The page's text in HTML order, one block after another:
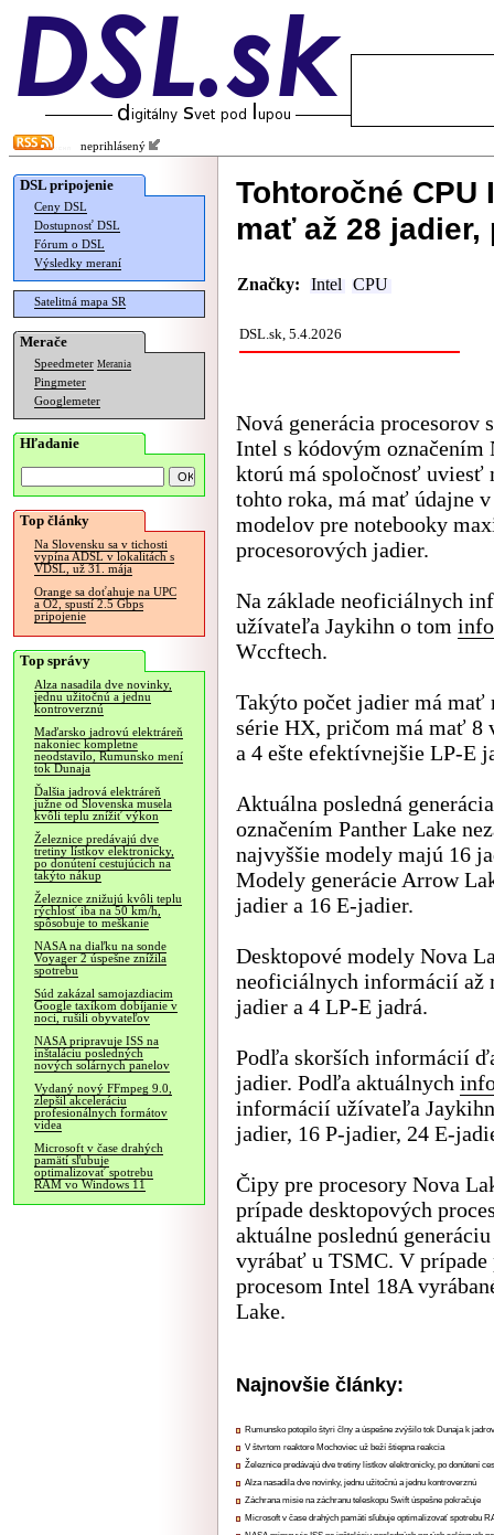
neprihlásený
DSL pripojenie
Ceny DSL
Dostupnosť DSL
Fórum o DSL
Výsledky meraní
Satelitná mapa SR
Merače
Speedmeter Merania
Pingmeter
Googlemeter
Hľadanie
Top články
Na Slovensku sa v tichosti
vypína ADSL v lokalitách s
VDSL, už 31. mája
Orange sa doťahuje na UPC
a O2, spustí 2.5 Gbps
pripojenie
Top správy
Alza nasadila dve novinky,
jednu užitočnú a jednu
kontroverznú
Maďarsko jadrovú elektráreň
nakoniec kompletne
neodstavilo, Rumunsko mení
tok Dunaja
Ďalšia jadrová elektráreň
južne od Slovenska musela
kvôli teplu znížiť výkon
Železnice predávajú dve
tretiny lístkov elektronicky,
po donútení cestujúcich na
takýto nákup
Železnice znižujú kvôli teplu
rýchlosť iba na 50 km/h,
spôsobuje to meškanie
NASA na diaľku na sonde
Voyager 2 úspešne znížila
spotrebu
Súd zakázal samojazdiacim
Google taxíkom dobíjanie v
noci, rušili obyvateľov
NASA pripravuje ISS na
inštaláciu posledných
nových solárnych panelov
Vydaný nový FFmpeg 9.0,
zlepšil akceleráciu
profesionálnych formátov
videa
Microsoft v čase drahých
pamätí sľubuje
optimalizovať spotrebu
RAM vo Windows 11
Tohtoročné
mať až 28
Značky: Intel CPU
DSL.sk, 5.4.2026
Nová generácia procesorov
Intel s kódovým označením
ktorú má spoločnosť uviesť
tohto roka, má mať údajne
modelov pre notebooky
procesorových jadier.
Na základe neoficiálnych
užívateľa Jaykihn o tom
Wccftech.
Takýto počet jadier má mať
série HX, pričom má mať 8
a 4 ešte efektívnejšie LP-E
Aktuálna posledná
označením Panther Lake
najvyššie modely majú 16
Modely generácie Arrow
jadier a 16 E-jadier.
Desktopové modely Nova
neoficiálnych informácií až
jadier a 4 LP-E jadrá.
Podľa skorších informácií
jadier. Podľa aktuálnych
informácií užívateľa
jadier, 16 P-jadier, 24 E-
Čipy pre procesory Nova
prípade desktopových
aktuálne poslednú
vyrábať u TSMC. V prípade
procesom Intel 18A
Lake.
Najnovšie články:
Rumunsko potopilo štyri člny a úspešne zvýšilo tok Dunaja k
V štvrtom reaktore Mochoviec už beží štiepna reakcia
Železnice predávajú dve tretiny lístkov elektronicky, po donútení
Alza nasadila dve novinky, jednu užitočnú a jednu kontroverznú
Záchrana misie na záchranu teleskopu Swift úspešne pokračuje
Microsoft v čase drahých pamätí sľubuje optimalizovať spotrebu